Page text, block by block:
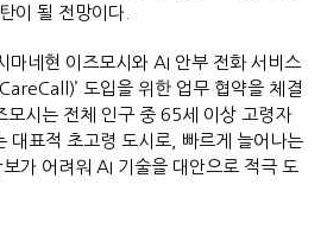
이 될 전망이다.
마네현 이즈모시와 AI 안부 전화 서비스
도입을 위한 업무 협약을 체결
모시는 전체 인구 중 65세 이상 고령자
대표적 초고령 도시로, 빠르게 늘어나는
가 어려워 AI 기술을 대안으로 적극 도